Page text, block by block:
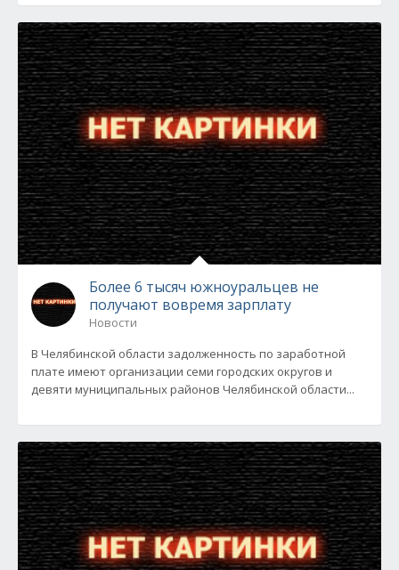
Более 6 тысяч южноуральцев не
получают вовремя зарплату
Новости
В Челябинской области задолженность по заработной
плате имеют организации семи городских округов и
девяти муниципальных районов Челябинской области...